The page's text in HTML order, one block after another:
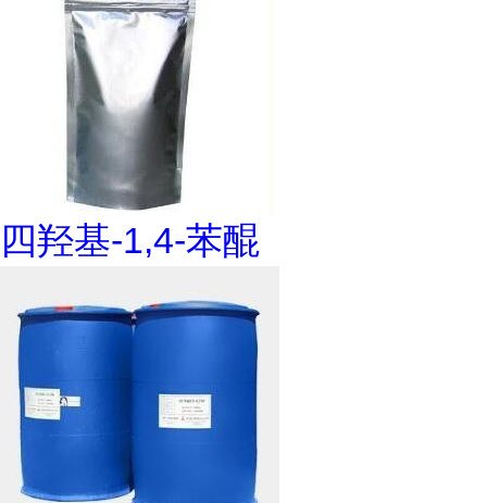
四羟基-1,4-苯醌